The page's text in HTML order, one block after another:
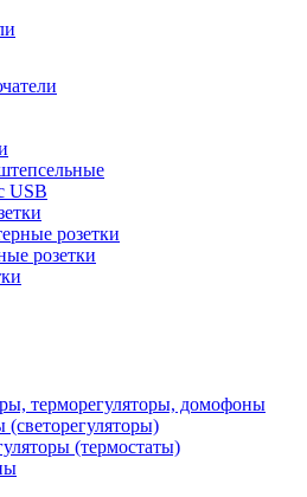
USB
розетки
розетки
терморегуляторы, домофоны
(термостаты)